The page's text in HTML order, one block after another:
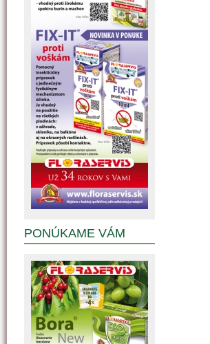
PONÚKAME VÁM